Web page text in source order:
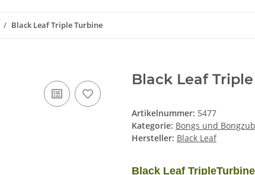
Black Leaf Triple Turbine
Black Leaf
Artikelnummer: 5477
Kategorie: Bongs und
Hersteller: Black Leaf
Black Leaf